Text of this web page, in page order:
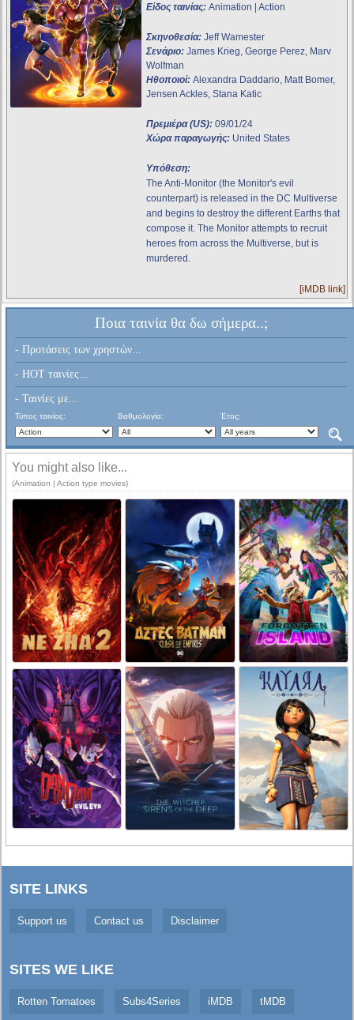
Είδος ταινίας: Animation | Action
Σκηνοθεσία: Jeff Wamester
Σενάριο: James Krieg, George Perez, Marv
Wolfman
Ηθοποιοί: Alexandra Daddario, Matt Bomer,
Jensen Ackles, Stana Katic
Πρεμιέρα (US): 09/01/24
Χώρα παραγωγής: United States
Υπόθεση:
The Anti-Monitor (the Monitor's evil
counterpart) is released in the DC Multiverse
and begins to destroy the different Earths that
compose it. The Monitor attempts to recruit
heroes from across the Multiverse, but is
murdered.
[iMDB link]
Ποια ταινία θα δω σήμερα..;
- Προτάσεις των χρηστών...
- HOT ταινίες...
- Ταινίες με...
Τύπος ταινίας: Βαθμολογία: Έτος:
You might also like...
(Animation | Action type movies)
SITE LINKS
Support us Contact us Disclaimer
SITES WE LIKE
Rotten Tomatoes Subs4Series iMDB tMDB